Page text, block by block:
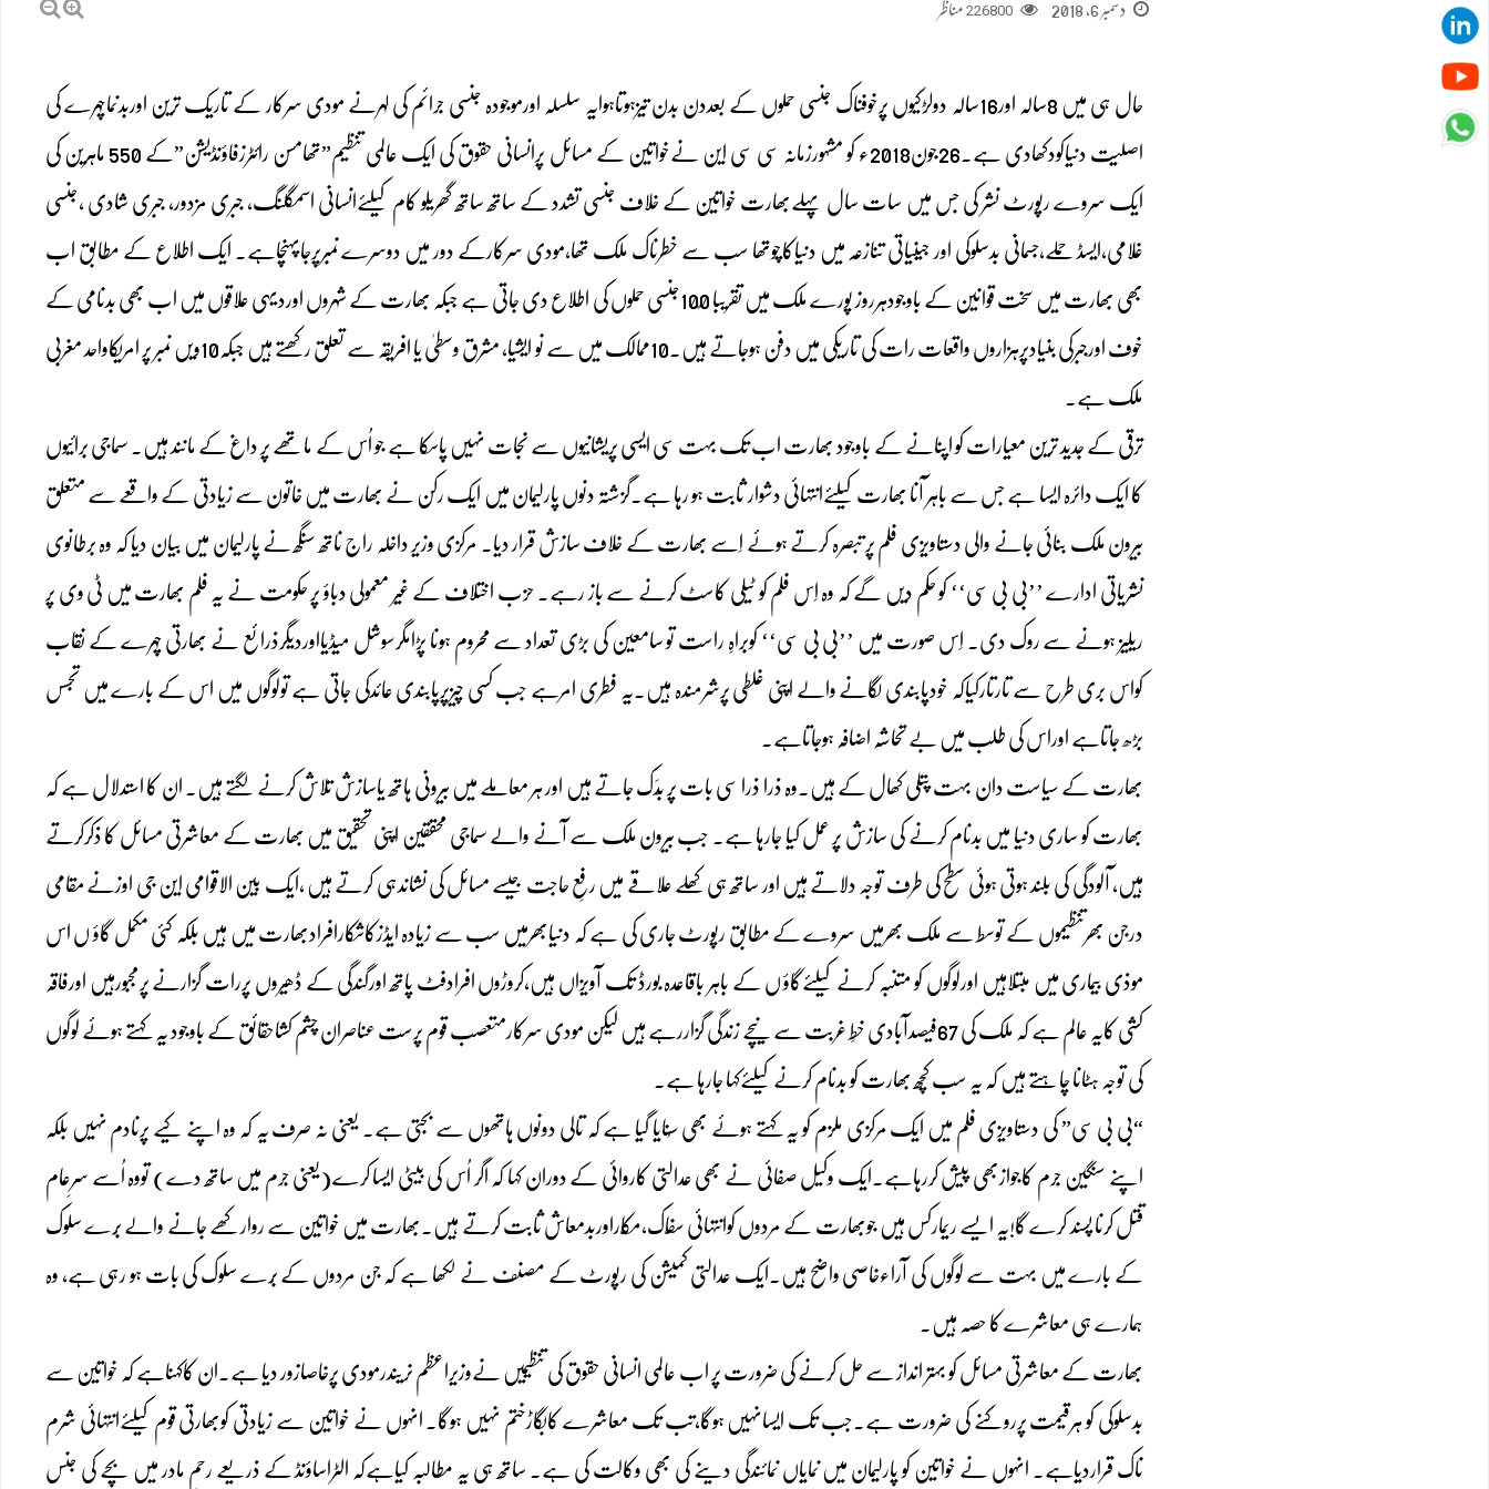
دسمبر 6, 2018 226800 مناظر
حال ہی میں 8سالہ اور16سالہ دولڑکیوں پرخوفناک جنسی حملوں کے بعددن بدن تیزہوتاہوایہ سلسلہ اورموجودہ جنسی جرائم کی لہرنے مودی سرکار کے تاریک ترین اوربدنماچہرے کی
اصلیت دنیاکودکھادی ہے۔26جون2018ء کو مشہورزمانہ سی سی این نےخواتین کے مسائل پرانسانی حقوق کی ایک عالمی تنظیم”تھامسن رائٹرزفاؤنڈیشن”کے 550 ماہرین کی
ایک سروے رپورٹ نشر کی جس میں سات سال پہلےبھارت خواتین کے خلاف جنسی تشدد کے ساتھ ساتھ گھریلو کام کیلئےانسانی اسمگلنگ، جبری مزدور، جبری شادی ،جنسی
غلامی،ایسڈ حملے،جسمانی بدسلوکی اور جینیاتی تنازعہ میں دنیاکاچوتھا سب سے خطرناک ملک تھا،مودی سرکارکے دور میں دوسرے نمبرپرجاپہنچاہے۔ ایک اطلاع کے مطابق اب
بھی بھارت میں سخت قوانین کے باوجودہرروز پورے ملک میں تقریبا 100ًجنسی حملوں کی اطلاع دی جاتی ہے جبکہ بھارت کے شہروں اوردیہی علاقوں میں اب بھی بدنامی کے
خوف اورجبرکی بنیادپرہزاروں واقعات رات کی تاریکی میں دفن ہوجاتے ہیں۔10ممالک میں سے نو ایشیا، مشرق وسطیٰ یا افریقہ سے تعلق رکھتے ہیں جبکہ10ویں نمبر پر امریکاواحد مغربی
ملک ہے۔
ترقی کے جدید ترین معیارات کو اپنانے کے باوجود بھارت اب تک بہت سی ایسی پریشانیوں سے نجات نہیں پاسکا ہے جو اُس کے ماتھے پر داغ کے مانند ہیں۔ سماجی برائیوں
کا ایک دائرہ ایسا ہے جس سے باہر آنا بھارت کیلئےانتہائی دشوار ثابت ہو رہا ہے۔گزشتہ دنوں پارلیمان میں ایک رکن نے بھارت میں خاتون سے زیادتی کے واقعے سے متعلق
بیرون ملک بنائی جانے والی دستاویزی فلم پر تبصرہ کرتے ہوئے اِسے بھارت کے خلاف سازش قرار دیا۔ مرکزی وزیر داخلہ راج ناتھ سنگھ نے پارلیمان میں بیان دیا کہ وہ برطانوی
نشریاتی ادارے ’’بی بی سی‘‘ کو حکم دیں گے کہ وہ اِس فلم کو ٹیلی کاسٹ کرنے سے باز رہے۔ حزب اختلاف کے غیر معمولی دباؤ پر حکومت نے یہ فلم بھارت میں ٹی وی پر
ریلیز ہونے سے روک دی۔ اِس صورت میں ’’بی بی سی‘‘ کوبراہِ راست تو سامعین کی بڑی تعداد سے محروم ہونا پڑامگرسوشل میڈیااوردیگرذرائع نے بھارتی چہرے کے نقاب
کواس بری طرح سے تارتارکیاکہ خودپابندی لگانے والے اپنی غلطی پرشرمندہ ہیں۔یہ فطری امرہے جب کسی چیزپرپابندی عائدکی جاتی ہے تولوگوں میں اس کے بارے میں تجسس
بڑھ جاتاہے اوراس کی طلب میں بے تحاشہ اضافہ ہوجاتاہے۔
بھارت کے سیاست دان بہت پتلی کھال کے ہیں۔وہ ذرا ذرا سی بات پر بِدَک جاتے ہیں اور ہر معاملے میں بیرونی ہاتھ یاسازش تلاش کرنے لگتے ہیں۔ ان کا استدلال ہے کہ
بھارت کو ساری دنیا میں بدنام کرنے کی سازش پر عمل کیا جارہا ہے۔ جب بیرون ملک سے آنے والے سماجی محققین اپنی تحقیق میں بھارت کے معاشرتی مسائل کا ذکرکرتے
ہیں، آلودگی کی بلند ہوتی ہوئی سطح کی طرف توجہ دلاتے ہیں اور ساتھ ہی کھلے علاقے میں رفعِ حاجت جیسے مسائل کی نشاندہی کرتے ہیں ،ایک بین الاقوامی این جی اوزنے مقامی
درجن بھرتنظیموں کے توسط سے ملک بھرمیں سروے کے مطابق رپورٹ جاری کی ہے کہ دنیابھرمیں سب سے زیادہ ایڈزکاشکارافرادبھارت میں ہیں بلکہ کئی مکمل گاؤ ں اس
موذی بیماری میں مبتلاہیں اورلوگوں کو متنبہ کرنے کیلئےگاؤ ں کے باہر باقاعدہ بورڈ تک آویزاں ہیں،کروڑوں افرادفٹ پاتھ اورگندگی کے ڈھیروں پررات گزارنے پرمجبورہیں اورفاقہ
کشی کایہ عالم ہے کہ ملک کی 67فیصدآبادی خطِ غربت سے نیچے زندگی گزاررہے ہیں لیکن مودی سرکارمتعصب قوم پرست عناصران چشم کشاحقائق کے باوجود یہ کہتے ہوئے لوگوں
کی توجہ ہٹانا چاہتے ہیں کہ یہ سب کچھ بھارت کو بدنام کرنے کیلئےکہا جارہا ہے۔
“بی بی سی” کی دستاویزی فلم میں ایک مرکزی ملزم کو یہ کہتے ہوئے بھی سُنایا گیا ہے کہ تالی دونوں ہاتھوں سے بجتی ہے۔ یعنی نہ صرف یہ کہ وہ اپنے کیے پرنادم نہیں بلکہ
اپنے سنگین جرم کاجوازبھی پیش کررہاہے۔ایک وکیل صفائی نے بھی عدالتی کاروائی کے دوران کہا کہ اگر اُس کی بیٹی ایسا کرے(یعنی جرم میں ساتھ دے) تووہ اُسے سرِعام
قتل کرنا پسند کرے گا!یہ ایسے ریمارکس ہیں جوبھارت کے مردوں کوانتہائی سفّاک،مکّاراوربدمعاش ثابت کرتے ہیں۔بھارت میں خواتین سے روارکھے جانے والے بُرے سلوک
کے بارے میں بہت سے لوگوں کی آراءخاصی واضح ہیں۔ایک عدالتی کمیشن کی رپورٹ کے مصنف نے لکھا ہے کہ جن مردوں کے بُرے سلوک کی بات ہو رہی ہے، وہ
ہمارے ہی معاشرے کا حصہ ہیں۔
بھارت کے معاشرتی مسائل کو بہتر انداز سے حل کرنے کی ضرورت پر اب عالمی انسانی حقوق کی تنظیمیں نےوزیراعظم نریندرمودی پرخاصازور دیا ہے۔ان کاکہناہے کہ خواتین سے
بدسلوکی کو ہرقیمت پرروکنے کی ضرورت ہے۔جب تک ایسانہیں ہوگا،تب تک معاشرے کابگاڑختم نہیں ہوگا۔ انہوں نے خواتین سے زیادتی کوبھارتی قوم کیلئےانتہائی شرم
ناک قراردیاہے۔ انہوں نے خواتین کو پارلیمان میں نمایاں نمائندگی دینے کی بھی وکالت کی ہے۔ ساتھ ہی یہ مطالبہ کیاہےکہ الٹراساؤنڈ کے ذریعے رحمِ مادر میں بچے کی جنس